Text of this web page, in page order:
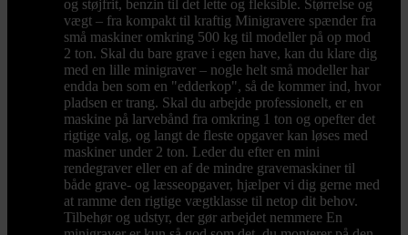
og støjfrit, benzin til det lette og fleksible. Størrelse og
vægt – fra kompakt til kraftig Minigravere spænder fra
små maskiner omkring 500 kg til modeller på op mod
2 ton. Skal du bare grave i egen have, kan du klare dig
med en lille minigraver – nogle helt små modeller har
endda ben som en "edderkop", så de kommer ind, hvor
pladsen er trang. Skal du arbejde professionelt, er en
maskine på larvebånd fra omkring 1 ton og opefter det
rigtige valg, og langt de fleste opgaver kan løses med
maskiner under 2 ton. Leder du efter en mini
rendegraver eller en af de mindre gravemaskiner til
både grave- og læsseopgaver, hjælper vi dig gerne med
at ramme den rigtige vægtklasse til netop dit behov.
Tilbehør og udstyr, der gør arbejdet nemmere En